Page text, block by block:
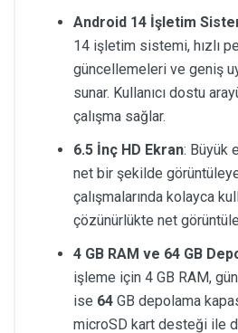
Android 14 İşletim
14 işletim sistemi, hızlı
güncellemeleri ve geniş
sunar. Kullanıcı dostu
çalışma sağlar.
6.5 İnç HD Ekran: Büyük
net bir şekilde
çalışmalarında kolayca
çözünürlükte net
4 GB RAM ve 64 GB
işleme için 4 GB RAM,
ise 64 GB depolama
microSD kart desteği ile